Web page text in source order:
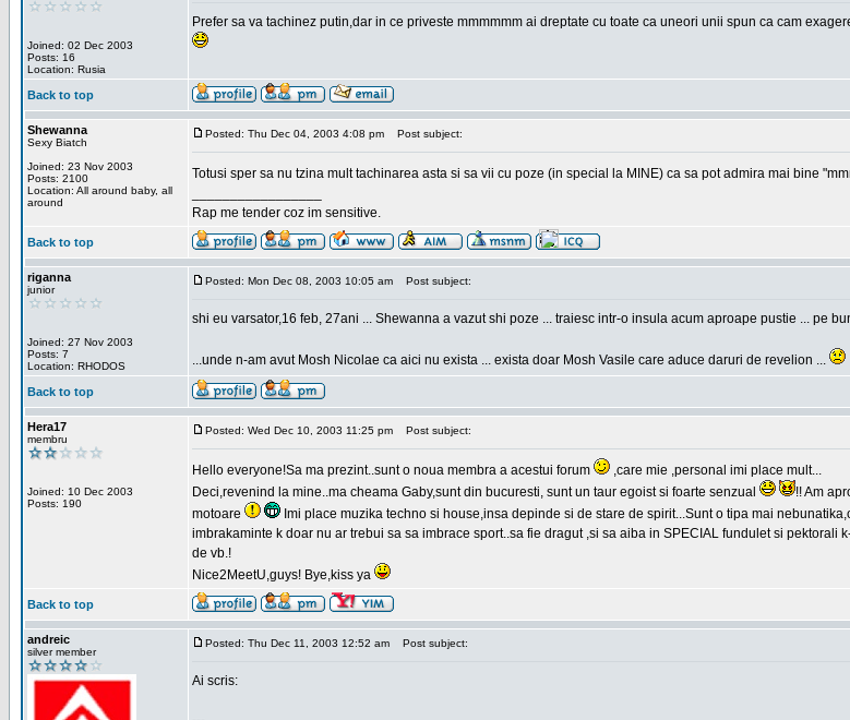
Joined: 02 Dec 2003
Posts: 16
Location: Rusia
Prefer sa va tachinez putin,dar in ce priveste mmmmmm ai dreptate cu toate ca uneori unii spun ca cam
Back to top
Shewanna
Sexy Biatch
Joined: 23 Nov 2003
Posts: 2100
Location: All around baby, all
around
Posted: Thu Dec 04, 2003 4:08 pm Post subject:
Totusi sper sa nu tzina mult tachinarea asta si sa vii cu poze (in special la MINE) ca sa pot admira mai bine
Rap me tender coz im sensitive.
Back to top
riganna
junior
Joined: 27 Nov 2003
Posts: 7
Location: RHODOS
Posted: Mon Dec 08, 2003 10:05 am Post subject:
shi eu varsator,16 feb, 27ani ... Shewanna a vazut shi poze ... traiesc intr-o insula acum aproape pustie ... pe
...unde n-am avut Mosh Nicolae ca aici nu exista ... exista doar Mosh Vasile care aduce daruri de revelion ...
Back to top
Hera17
membru
Joined: 10 Dec 2003
Posts: 190
Posted: Wed Dec 10, 2003 11:25 pm Post subject:
Hello everyone!Sa ma prezint..sunt o noua membra a acestui forum
,care mie ,personal imi place mult...
Deci,revenind la mine..ma cheama Gaby,sunt din bucuresti, sunt un taur egoist si foarte senzual
!! Am
motoare
Imi place muzika techno si house,insa depinde si de stare de spirit...Sunt o tipa mai
imbrakaminte k doar nu ar trebui sa sa imbrace sport..sa fie dragut ,si sa aiba in SPECIAL fundulet si
de vb.!
Nice2MeetU,guys! Bye,kiss ya
Back to top
andreic
silver member
Posted: Thu Dec 11, 2003 12:52 am Post subject:
Ai scris: